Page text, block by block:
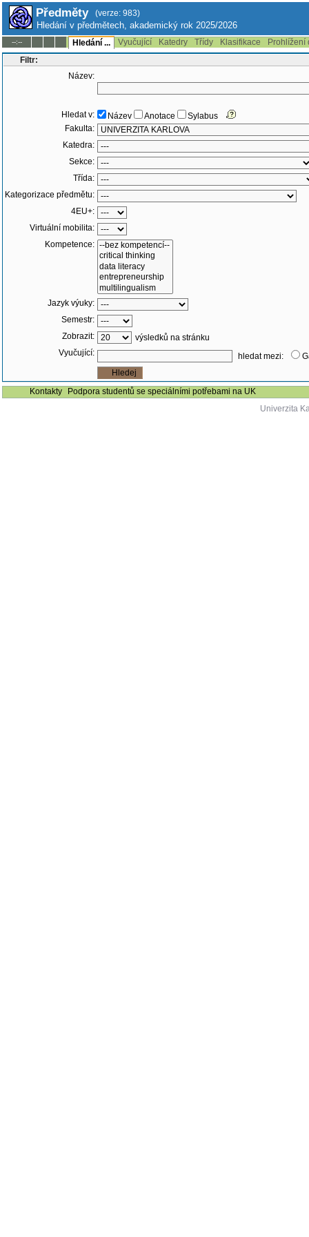
Předměty (verze: 983)
Hledání v předmětech, akademický rok 2025/2026
--:-- Hledání ... Vyučující Katedry Třídy Klasifikace
Prohlížení
Filtr:
Název:
Hledat v: Název Anotace
Sylabus
Fakulta:
Katedra:
Sekce:
Třída:
Kategorizace předmětu:
4EU+:
Virtuální mobilita:
Kompetence:
Jazyk výuky:
Semestr:
Zobrazit:
výsledků na stránku
Vyučující:
hledat mezi:
Kontakty
Podpora studentů se speciálními potřebami na UK
Univerzita